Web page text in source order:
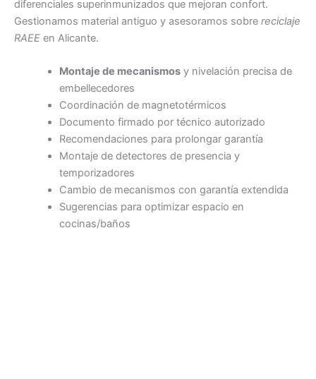
diferenciales superinmunizados que mejoran confort.
Gestionamos material antiguo y asesoramos sobre reciclaje
RAEE en Alicante.
Montaje de mecanismosy nivelación precisa de
embellecedores
Coordinación de magnetotérmicos
Documento firmado por técnico autorizado
Recomendaciones para prolongar garantía
Montaje de detectores de presencia y
temporizadores
Cambio de mecanismos con garantía extendida
Sugerencias para optimizar espacio en
cocinas/baños